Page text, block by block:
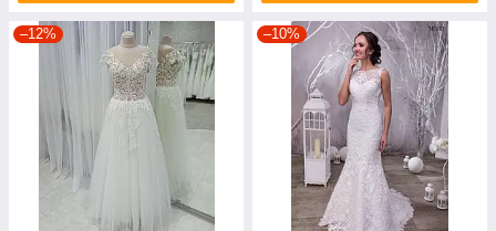
–12% –10%